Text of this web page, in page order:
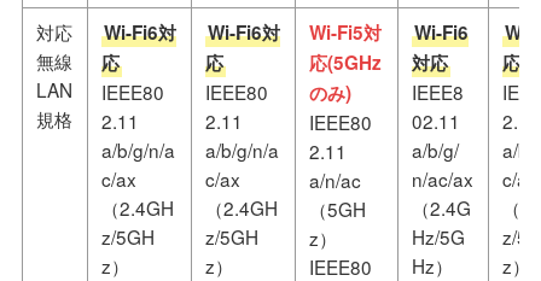
対応
無線
LAN
規格
Wi-Fi6対
応
IEEE80
2.11
a/b/g/n/a
c/ax
（2.4GH
z/5GH
z）
Wi-Fi6対
応
IEEE80
2.11
a/b/g/n/a
c/ax
（2.4GH
z/5GH
z）
Wi-Fi5対
応(5GHz
のみ)
IEEE80
2.11
a/n/ac
（5GH
z）
IEEE80
Wi-Fi6
対応
IEEE8
02.11
a/b/g/
n/ac/ax
（2.4G
Hz/5G
Hz）
Wi-
応
2.11
a/b/
c/ax
（
z/
z）